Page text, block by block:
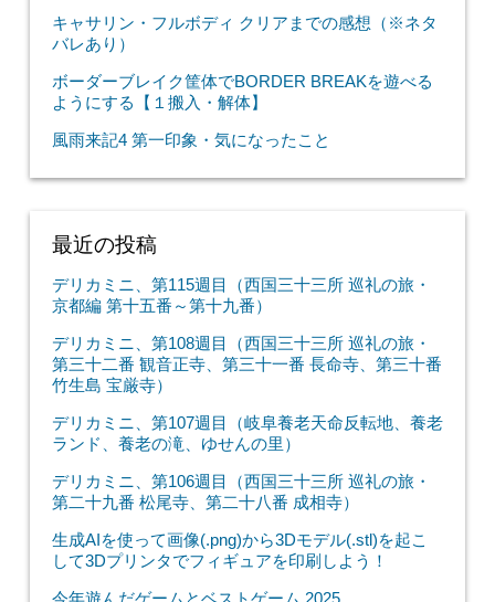
キャサリン・フルボディ クリアまでの感想（※ネタ
バレあり）
ボーダーブレイク筐体でBORDER BREAKを遊べる
ようにする【１搬入・解体】
風雨来記4 第一印象・気になったこと
最近の投稿
デリカミニ、第115週目（西国三十三所 巡礼の旅・
京都編 第十五番～第十九番）
デリカミニ、第108週目（西国三十三所 巡礼の旅・
第三十二番 観音正寺、第三十一番 長命寺、第三十番
竹生島 宝厳寺）
デリカミニ、第107週目（岐阜養老天命反転地、養老
ランド、養老の滝、ゆせんの里）
デリカミニ、第106週目（西国三十三所 巡礼の旅・
第二十九番 松尾寺、第二十八番 成相寺）
生成AIを使って画像(.png)から3Dモデル(.stl)を起こ
して3Dプリンタでフィギュアを印刷しよう！